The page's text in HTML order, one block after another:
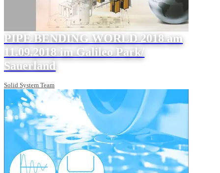
PIPE BENDING WORLD 2018 am
11.09.2018 im Galileo Park/
Sauerland
Solid System Team